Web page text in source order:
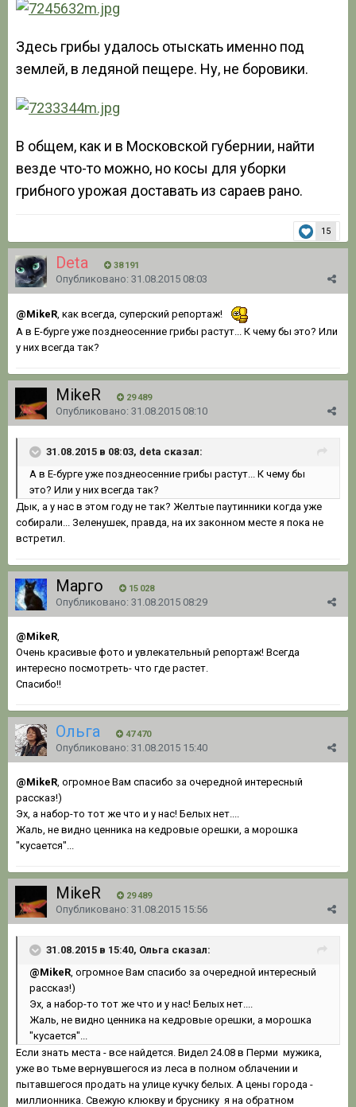
Здесь грибы удалось отыскать именно под
землей, в ледяной пещере. Ну, не боровики.
В общем, как и в Московской губернии, найти
везде что-то можно, но косы для уборки
грибного урожая доставать из сараев рано.
15
Deta 38 191
Опубликовано: 31.08.2015 08:03
@MikeR , как всегда, суперский репортаж!
А в Е-бурге уже позднеосенние грибы растут... К чему бы это? Или
у них всегда так?
MikeR 29 489
Опубликовано: 31.08.2015 08:10
31.08.2015 в 08:03, deta сказал:
А в Е-бурге уже позднеосенние грибы растут... К чему бы
это? Или у них всегда так?
Дык, а у нас в этом году не так? Желтые паутинники когда уже
собирали... Зеленушек, правда, на их законном месте я пока не
встретил.
Марго 15 028
Опубликовано: 31.08.2015 08:29
@MikeR
Очень красивые фото и увлекательный репортаж! Всегда
интересно посмотреть- что где растет.
Спасибо!!
Ольга 47 470
Опубликовано: 31.08.2015 15:40
@MikeR , огромное Вам спасибо за очередной интересный
рассказ!)
Эх, а набор-то тот же что и у нас! Белых нет....
Жаль, не видно ценника на кедровые орешки, а морошка
"кусается"...
MikeR 29 489
Опубликовано: 31.08.2015 15:56
31.08.2015 в 15:40, Ольга сказал:
@MikeR , огромное Вам спасибо за очередной интересный
рассказ!)
Эх, а набор-то тот же что и у нас! Белых нет....
Жаль, не видно ценника на кедровые орешки, а морошка
"кусается"...
Если знать места - все найдется. Видел 24.08 в Перми мужика,
уже во тьме вернувшегося из леса в полном облачении и
пытавшегося продать на улице кучку белых. А цены города -
миллионника. Свежую клюкву и бруснику я на обратном